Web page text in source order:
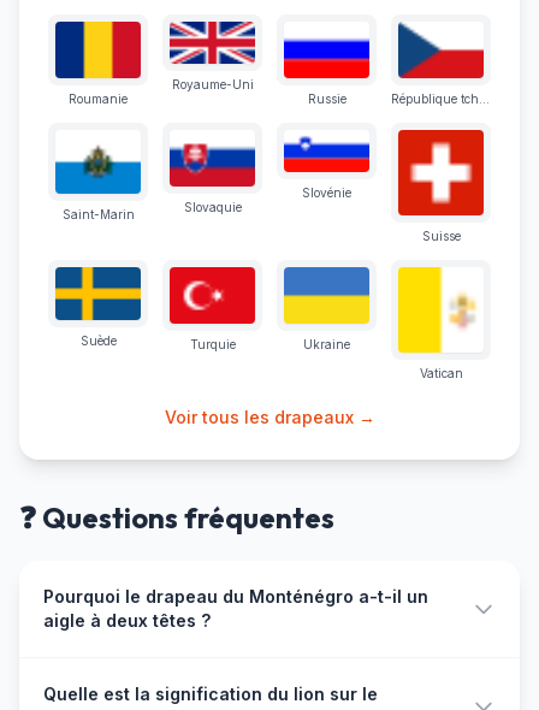
Roumanie
Royaume-Uni
Russie
Saint-Marin Slovaquie
Slovénie
Suisse
Suède Turquie
Ukraine
Vatican
Voir tous les drapeaux →
❓ Questions fréquentes
Pourquoi le drapeau du Monténégro a-t-il un
aigle à deux têtes ?
le double pouvoir temporel et spirituel des princes-
Quelle est la signification du lion sur le